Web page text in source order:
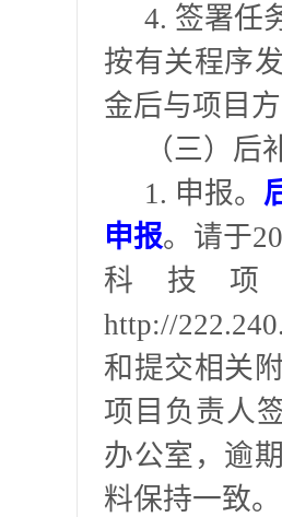
4. 签署任
按有关程序
金后与项目
（三）
1. 申报。
申报。请于
科技
http://
和提交相关
项目负责人
办公室 ，逾
料保持一致。